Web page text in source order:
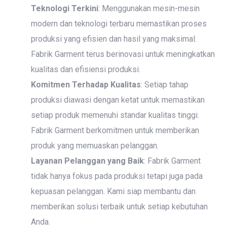
Teknologi Terkini: Menggunakan mesin-mesin
modern dan teknologi terbaru memastikan proses
produksi yang efisien dan hasil yang maksimal.
Fabrik Garment terus berinovasi untuk meningkatkan
kualitas dan efisiensi produksi.
Komitmen Terhadap Kualitas: Setiap tahap
produksi diawasi dengan ketat untuk memastikan
setiap produk memenuhi standar kualitas tinggi.
Fabrik Garment berkomitmen untuk memberikan
produk yang memuaskan pelanggan.
Layanan Pelanggan yang Baik: Fabrik Garment
tidak hanya fokus pada produksi tetapi juga pada
kepuasan pelanggan. Kami siap membantu dan
memberikan solusi terbaik untuk setiap kebutuhan
Anda.